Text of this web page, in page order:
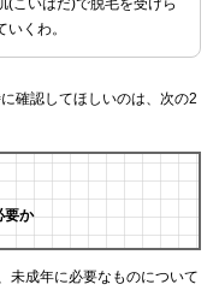
(こいはだ)で脱毛を受けら
くわ。
確認してほしいのは、次の2
要か
未成年に必要なものについて